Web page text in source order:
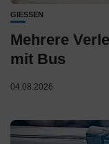
GIESSEN
Mehrere
mit Bus
04.08.2026